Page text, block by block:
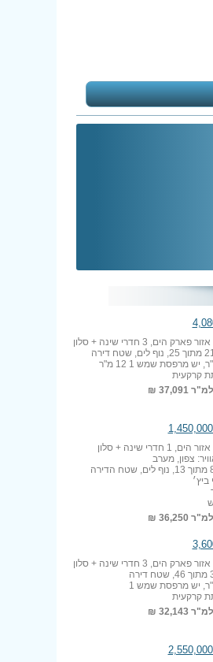
הים, 3 חדרי שינה + סלון
קרקעית
למ"ר37,091 ₪
1 חדרי שינה + סלון
צפון, מערב
קומה 8 מתוך 13, נוף לים, שטח הדירה
ביץ׳
36,250 ₪
הים, 3 חדרי שינה + סלון
קרקעית
למ"ר32,143 ₪